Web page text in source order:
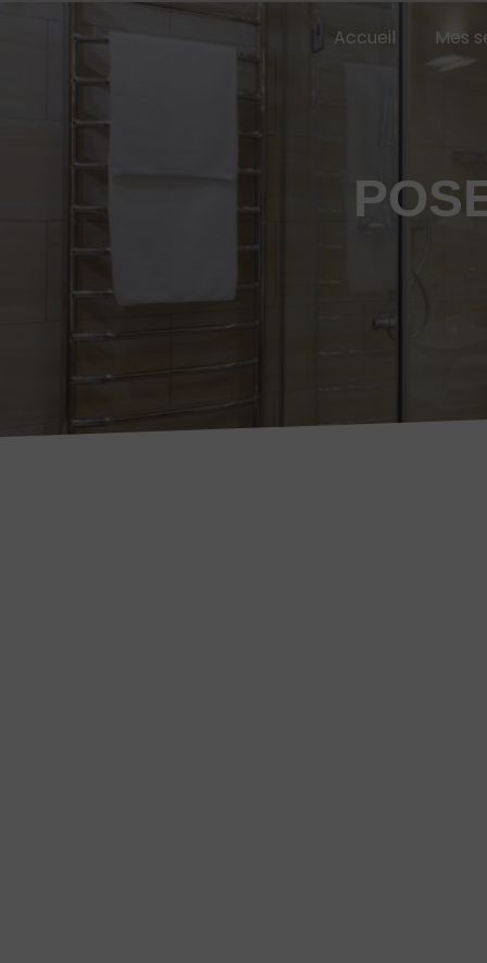
Accueil Mes
Panneau de gestion des cookies